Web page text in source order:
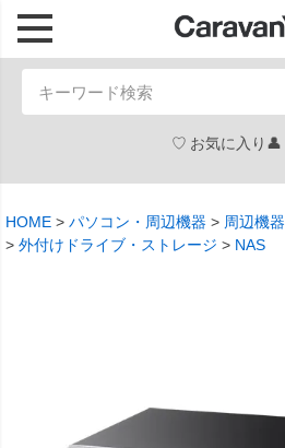
お気に入り
HOME パソコン・周辺機器
周辺機器
外付けドライブ・ストレージ
NAS